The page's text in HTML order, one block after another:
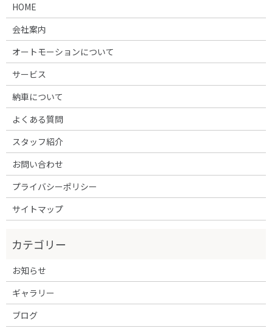
HOME
会社案内
オートモーションについて
サービス
納車について
よくある質問
スタッフ紹介
お問い合わせ
プライバシーポリシー
サイトマップ
お知らせ
ギャラリー
ブログ